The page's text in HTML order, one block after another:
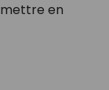
en